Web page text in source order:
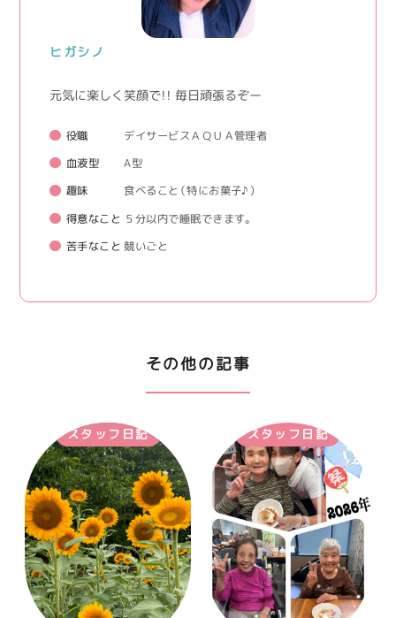
ヒガシノ
元気に楽しく笑顔で！！ 毎日頑張るぞー
役職 デイサービスＡＱＵＡ管理者
血液型 A型
趣味 食べること（特にお菓子♪）
得意なこと ５分以内で睡眠できます。
苦手なこと 競いごと
その他の記事
スタッフ日記 スタッフ日記